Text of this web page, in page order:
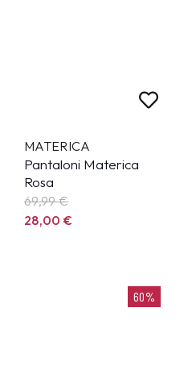
MATERICA
Pantaloni Materica
Rosa
69,99€
28,00€
60%